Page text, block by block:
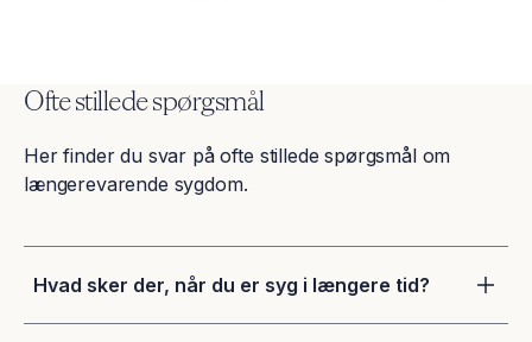
Ofte stillede spørgsmål
Her finder du svar på ofte stillede spørgsmål om
længerevarende sygdom.
Hvad sker der, når du er syg i længere tid?